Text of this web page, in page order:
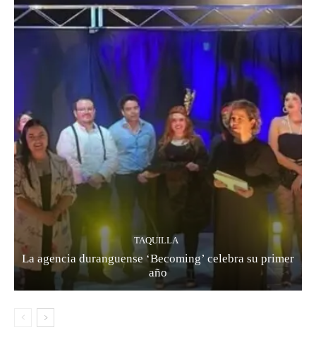
TAQUILLA
La agencia duranguense ‘Becoming’ celebra su primer
año